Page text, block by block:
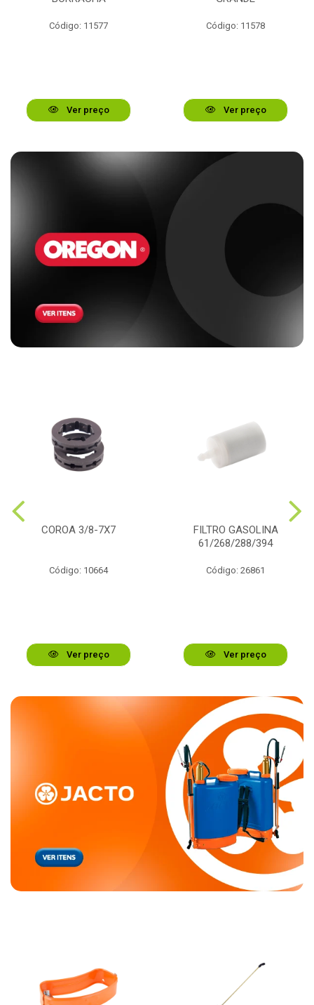
Código: 11577
Ver preço
Código: 11578
Ver preço
COROA 3/8-7X7
Código: 10664
Ver preço
FILTRO GASOLINA
61/268/288/394
Código: 26861
Ver preço